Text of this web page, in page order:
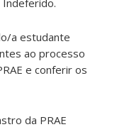
Indeferido.
a estudante
ao processo
e conferir os
da PRAE